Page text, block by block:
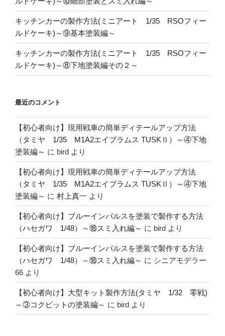
キッチンカーの製作方法(ミニアート 1/35 RSOフィー
ルドケーキ)～⑨基本塗装編～
キッチンカーの製作方法(ミニアート 1/35 RSOフィー
ルドケーキ)～⑧下地塗装編その２～
最近のコメント
【初心者向け】現用戦車の簡単ディテールアップ方法
（タミヤ 1/35 M1A2エイブラムス TUSKⅡ）～④下地
塗装編～ に bird より
【初心者向け】現用戦車の簡単ディテールアップ方法
（タミヤ 1/35 M1A2エイブラムス TUSKⅡ）～④下地
塗装編～ に 村上真一 より
【初心者向け】ブルーインパルスを塗装で製作する方法
（ハセガワ 1/48）～⑱スミ入れ編～ に bird より
【初心者向け】ブルーインパルスを塗装で製作する方法
（ハセガワ 1/48）～⑱スミ入れ編～ に シニアモデラー
66 より
【初心者向け】大型キット製作方法(タミヤ 1/32 零戦)
～③コクピットの塗装編～ に bird より